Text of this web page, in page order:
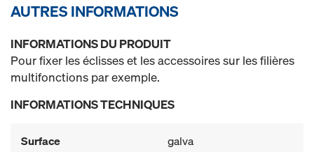
AUTRES INFORMATIONS
INFORMATIONS DU PRODUIT
Pour fixer les éclisses et les accessoires sur les filières
multifonctions par exemple.
INFORMATIONS TECHNIQUES
Surface galva